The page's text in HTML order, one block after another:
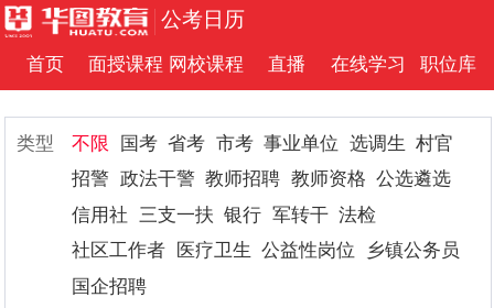
公考日历
首页 面授课程 网校课程 直播 在线学习 职位库
类型 不限 国考 省考 市考 事业单位 选调生
村官
招警 政法干警 教师招聘 教师资格 公选遴选
信用社 三支一扶 银行 军转干 法检
社区工作者
医疗卫生 公益性岗位
乡镇公务员
国企招聘